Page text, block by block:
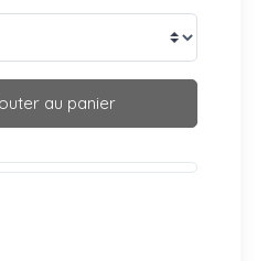
au panier